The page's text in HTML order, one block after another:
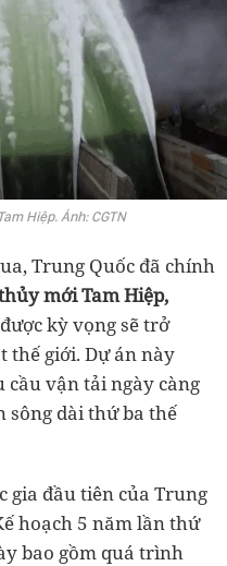
Hiệp. Ảnh: CGTN
Trung Quốc đã chính
mới Tam Hiệp,
kỳ vọng sẽ trở
thế giới. Dự án này
cầu vận tải ngày càng
sông dài thứ ba thế
gia đầu tiên của Trung
hoạch 5 năm lần thứ
bao gồm quá trình